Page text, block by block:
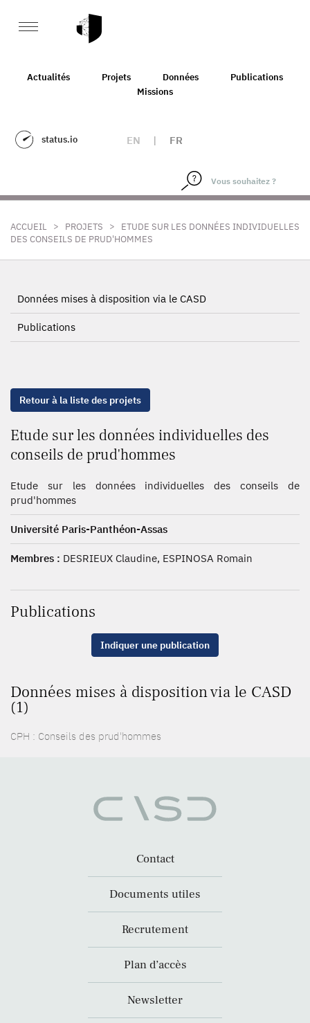
Actualités Projets Données
Publications
Missions
status.io EN | FR
ACCUEIL > PROJETS >
ETUDE SUR LES DONNÉES INDIVIDUELLES
DES CONSEILS DE PRUD'HOMMES
Données mises à disposition via le CASD
Publications
Retour à la liste des projets
Etude sur les données individuelles des
conseils de prud'hommes
Etude sur les données individuelles des conseils de
prud'hommes
Université Paris-Panthéon-Assas
Membres : DESRIEUX Claudine, ESPINOSA Romain
Publications
Indiquer une publication
Données mises à disposition via le CASD
(1)
CPH : Conseils des prud'hommes
Contact
Documents utiles
Recrutement
Plan d’accès
Newsletter